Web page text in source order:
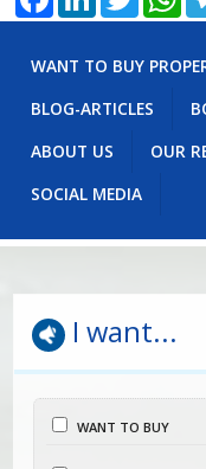
WANT TO BUY
BLOG-ARTICLES
ABOUT US
OUR
SOCIAL MEDIA
I want...
WANT TO BUY